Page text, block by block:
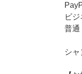
ビ
普通
シ